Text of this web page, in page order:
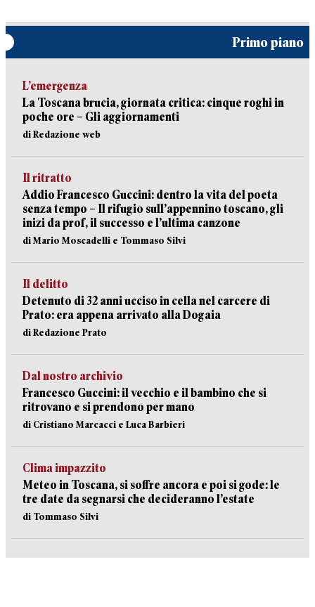
Primo piano
L’emergenza
La Toscana brucia, giornata critica: cinque roghi in
poche ore – Gli aggiornamenti
di Redazione web
Il ritratto
Addio Francesco Guccini: dentro la vita del poeta
senza tempo – Il rifugio sull’appennino toscano, gli
inizi da prof, il successo e l’ultima canzone
di Mario Moscadelli e Tommaso Silvi
Il delitto
Detenuto di 32 anni ucciso in cella nel carcere di
Prato: era appena arrivato alla Dogaia
di Redazione Prato
Dal nostro archivio
Francesco Guccini: il vecchio e il bambino che si
ritrovano e si prendono per mano
di Cristiano Marcacci e Luca Barbieri
Clima impazzito
Meteo in Toscana, si soffre ancora e poi si gode: le
tre date da segnarsi che decideranno l’estate
di Tommaso Silvi